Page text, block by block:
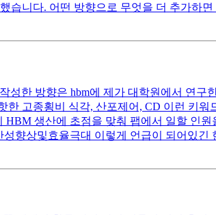
니다. 어떤 방향으로 무엇을 더 추가하
한 방향은 hbm에 제가 대학원에서 연구
고종횡비 식각, 산포제어, CD 이런 키
생산에 초점을 맞춰 팹에서 일할 인
향상및효율극대 이렇게 언급이 되어있긴